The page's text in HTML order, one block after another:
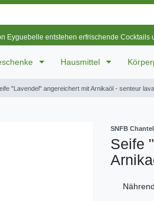
Eyguebelle entstehen erfrischende Cocktails
Hausmittel
"Lavendel" angereichert mit Arnikaöl - senteur
SNFB
Seife